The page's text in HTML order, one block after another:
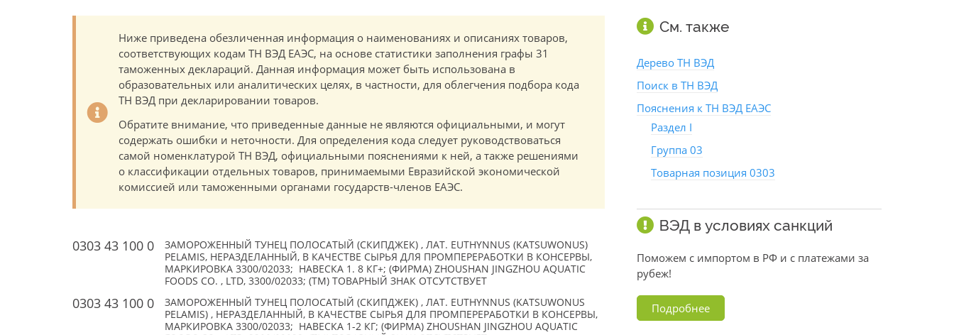
Ниже приведена обезличенная информация о наименованиях и описаниях товаров,
соответствующих кодам ТН ВЭД ЕАЭС, на основе статистики заполнения графы 31
таможенных деклараций. Данная информация может быть использована в
образовательных или аналитических целях, в частности, для облегчения подбора кода
ТН ВЭД при декларировании товаров.
Обратите внимание, что приведенные данные не являются официальными, и могут
содержать ошибки и неточности. Для определения кода следует руководствоваться
самой номенклатурой ТН ВЭД, официальными пояснениями к ней, а также решениями
о классификации отдельных товаров, принимаемыми Евразийской экономической
комиссией или таможенными органами государств-членов ЕАЭС.
0303 43 100 0
ЗАМОРОЖЕННЫЙ ТУНЕЦ ПОЛОСАТЫЙ (СКИПДЖЕК) , ЛАТ. EUTHYNNUS (KATSUWONUS)
PELAMIS, НЕРАЗДЕЛАННЫЙ, В КАЧЕСТВЕ СЫРЬЯ ДЛЯ ПРОМПЕРЕРАБОТКИ В КОНСЕРВЫ,
МАРКИРОВКА 3300/02033; НАВЕСКА 1. 8 КГ+; (ФИРМА) ZHOUSHAN JINGZHOU AQUATIC
FOODS CO. , LTD, 3300/02033; (TM) ТОВАРНЫЙ ЗНАК ОТСУТСТВУЕТ
0303 43 100 0
ЗАМОРОЖЕННЫЙ ТУНЕЦ ПОЛОСАТЫЙ (СКИПДЖЕК) , ЛАТ. EUTHYNNUS (KATSUWONUS
PELAMIS) , НЕРАЗДЕЛАННЫЙ, В КАЧЕСТВЕ СЫРЬЯ ДЛЯ ПРОМПЕРЕРАБОТКИ В КОНСЕРВЫ,
МАРКИРОВКА 3300/02033; НАВЕСКА 1-2 КГ; (ФИРМА) ZHOUSHAN JINGZHOU AQUATIC
См. также
Дерево ТН ВЭД
Поиск в ТН ВЭД
Пояснения к ТН ВЭД ЕАЭС
Раздел I
Группа 03
Товарная позиция 0303
ВЭД в условиях санкций
Поможем с импортом в РФ и с платежами за
рубеж!
Подробнее